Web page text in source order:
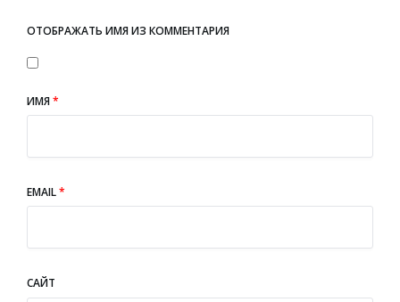
ОТОБРАЖАТЬ ИМЯ ИЗ КОММЕНТАРИЯ
ИМЯ*
EMAIL*
САЙТ